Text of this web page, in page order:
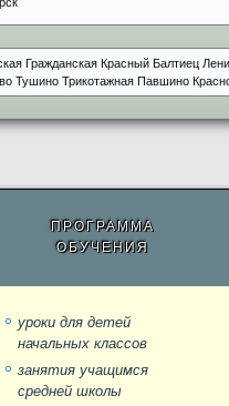
Гражданская Красный Балтиец
Тушино Трикотажная Павшино
ПРОГРАММА
ОБУЧЕНИЯ
уроки для детей
начальных классов
занятия учащимся
средней школы